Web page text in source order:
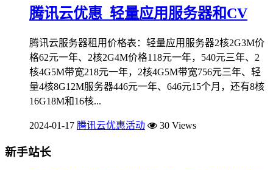
腾讯云优惠_轻量应用服务器和CV
腾讯云服务器租用价格表：轻量应用服务器2核2G3M价
格62元一年、2核2G4M价格118元一年，540元三年、2
核4G5M带宽218元一年，2核4G5M带宽756元三年、轻
量4核8G12M服务器446元一年、646元15个月，还有8核
16G18M和16核...
2024-01-17 腾讯云优惠活动 30 Views
新手站长